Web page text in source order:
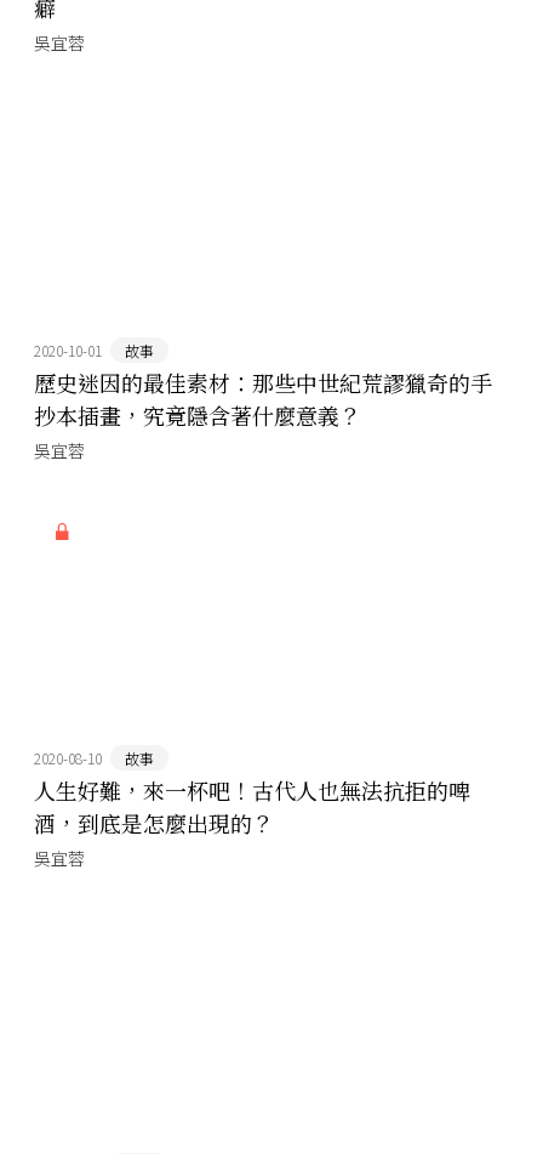
癖
吳宜蓉
2020-10-01 故事
歷史迷因的最佳素材：那些中世紀荒謬獵奇的手
抄本插畫，究竟隱含著什麼意義？
吳宜蓉
2020-08-10 故事
人生好難，來一杯吧！古代人也無法抗拒的啤
酒，到底是怎麼出現的？
吳宜蓉